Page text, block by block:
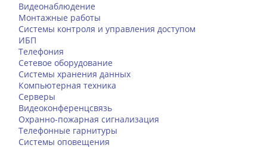
Видеонаблюдение
Монтажные работы
Системы контроля и управления доступом
ИБП
Телефония
Сетевое оборудование
Системы хранения данных
Компьютерная техника
Серверы
Видеоконференцсвязь
Охранно-пожарная сигнализация
Телефонные гарнитуры
Системы оповещения